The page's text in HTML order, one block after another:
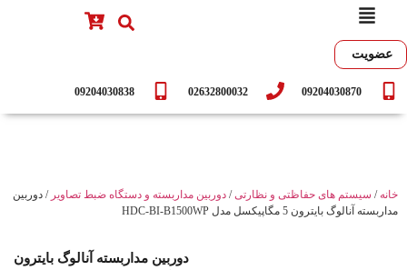
09204030870
02632800032
09204030838
عضویت
خانه / سیستم های حفاظتی و نظارتی/ دوربین مداربسته و دستگاه ضبط تصاویر / دوربین
مداربسته آنالوگ بایترون 5 مگاپیکسل مدل HDC-BI-B1500WP
دوربین مداربسته آنالوگ بایترون